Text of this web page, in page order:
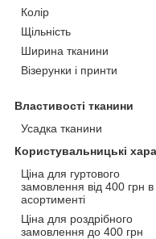
Колір
Щільність
Ширина тканини
Візерунки і принти
Властивості тканини
Усадка тканини
Користувальницькі
Ціна для гуртового
замовлення від 400 грн в
асортименті
Ціна для роздрібного
замовлення до 400 грн